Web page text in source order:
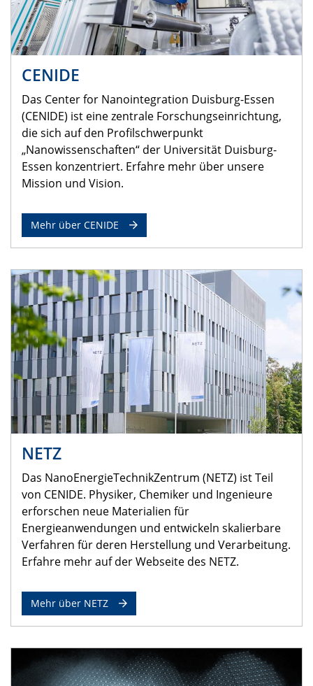
CENIDE
Das Center for Nanointegration Duisburg-Essen
(CENIDE) ist eine zentrale Forschungseinrichtung,
die sich auf den Profilschwerpunkt
„Nanowissenschaften“ der Universität Duisburg-
Essen konzentriert. Erfahre mehr über unsere
Mission und Vision.
Mehr über CENIDE
NETZ
Das NanoEnergieTechnikZentrum (NETZ) ist Teil
von CENIDE. Physiker, Chemiker und Ingenieure
erforschen neue Materialien für
Energieanwendungen und entwickeln skalierbare
Verfahren für deren Herstellung und Verarbeitung.
Erfahre mehr auf der Webseite des NETZ.
Mehr über NETZ